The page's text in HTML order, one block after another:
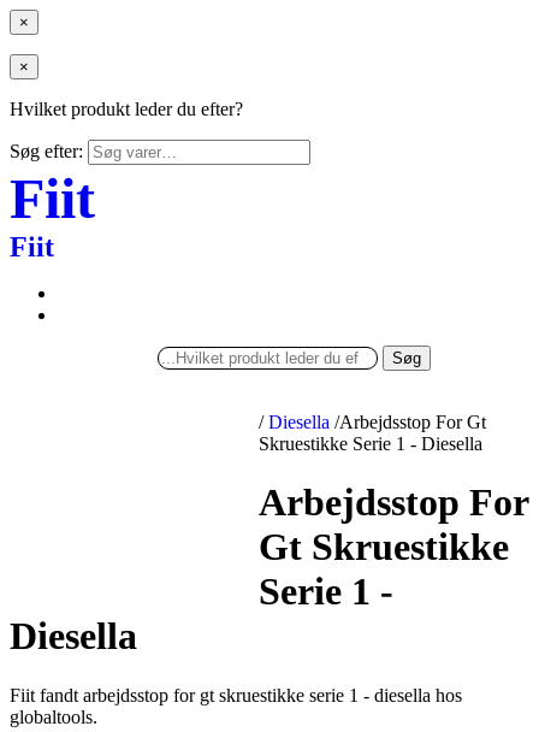
×
×
Hvilket produkt leder du efter?
Søg efter:
Fiit
Fiit
Søg
/ Diesella /Arbejdsstop For Gt
Skruestikke Serie 1 - Diesella
Arbejdsstop For
Gt Skruestikke
Serie 1 -
Diesella
Fiit fandt arbejdsstop for gt skruestikke serie 1 - diesella hos
globaltools.